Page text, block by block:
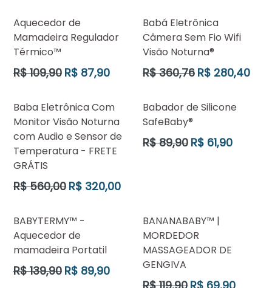
Aquecedor de
Mamadeira Regulador
Térmico™
Preço
R$ 109,90 R$ 87,90
Babá Eletrônica
Câmera Sem Fio Wifi
Visão Noturna®
Preço
R$ 360,76 R$ 280,40
Baba Eletrônica Com
Monitor Visão Noturna
com Audio e Sensor de
Temperatura - FRETE
GRÁTIS
Preço
R$ 560,00 R$ 320,00
Babador de Silicone
SafeBaby®
Preço
R$ 89,90 R$ 61,90
BABYTERMY™ -
Aquecedor de
mamadeira Portatil
Preço
R$ 139,90 R$ 89,90
BANANABABY™ |
MORDEDOR
MASSAGEADOR DE
GENGIVA
Preço